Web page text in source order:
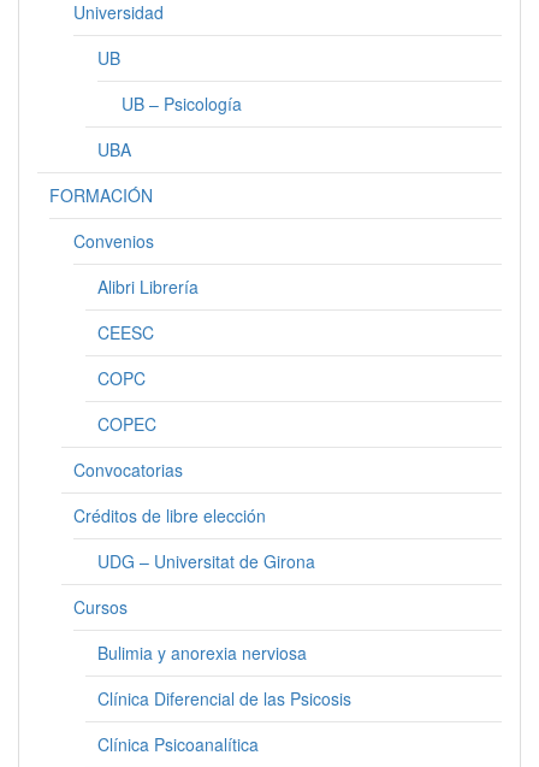
Universidad
UB
UB – Psicología
UBA
FORMACIÓN
Convenios
Alibri Librería
CEESC
COPC
COPEC
Convocatorias
Créditos de libre elección
UDG – Universitat de Girona
Cursos
Bulimia y anorexia nerviosa
Clínica Diferencial de las Psicosis
Clínica Psicoanalítica